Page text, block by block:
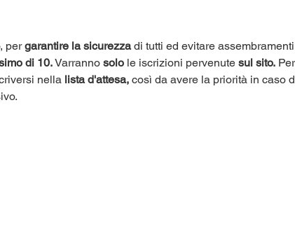
per garantire la sicurezza di tutti ed evitare
di 10. Varranno solo le iscrizioni pervenute sul sito.
nella lista d'attesa, così da avere la priorità in caso